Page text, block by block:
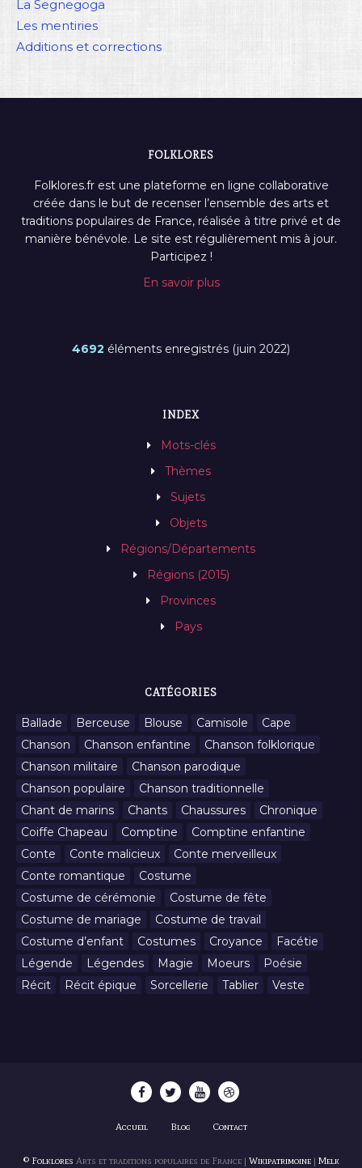
La Segnegoga
Les mentiries
Additions et corrections
FOLKLORES
Folklores.fr est une plateforme en ligne collaborative
créée dans le but de recenser l’ensemble des arts et
traditions populaires de France, réalisée à titre privé et de
manière bénévole. Le site est régulièrement mis à jour.
Participez !
En savoir plus
4692 éléments enregistrés (juin 2022)
INDEX
Mots-clés
Thèmes
Sujets
Objets
Régions/Départements
Régions (2015)
Provinces
Pays
CATÉGORIES
Ballade Berceuse Blouse Camisole
Cape
Chanson
Chanson enfantine
Chanson folklorique
Chanson militaire
Chanson parodique
Chanson populaire
Chanson traditionnelle
Chant de marins
Chants Chaussures
Chronique
Coiffe Chapeau
Comptine
Comptine enfantine
Conte
Conte malicieux
Conte merveilleux
Conte romantique
Costume
Costume de cérémonie
Costume de fête
Costume de mariage
Costume de travail
Costume d’enfant
Costumes Croyance
Facétie
Légende
Légendes Magie Moeurs
Poésie
Récit
Récit épique Sorcellerie Tablier Veste
Accueil Blog Contact
© Folklores Arts et traditions populaires de France | Wikipatrimoine| Melk